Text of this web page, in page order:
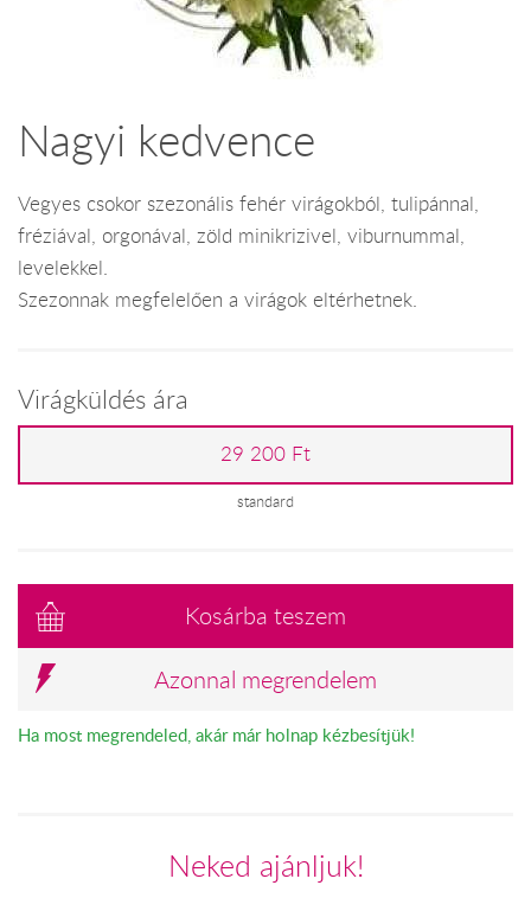
Nagyi kedvence
Vegyes csokor szezonális fehér virágokból, tulipánnal,
fréziával, orgonával, zöld minikrizivel, viburnummal,
levelekkel.
Szezonnak megfelelően a virágok eltérhetnek.
Virágküldés ára
29 200 Ft
standard
Kosárba teszem
Azonnal megrendelem
Ha most megrendeled, akár már holnap kézbesítjük!
Neked ajánljuk!